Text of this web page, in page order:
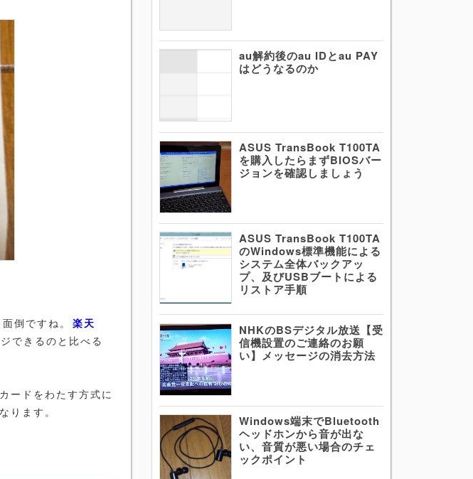
倒ですね。 楽天
できるのと比べる
ードをわたす方式に
ります。
au解約後のau IDとau PAY
はどうなるのか
ASUS TransBook T100TA
を購入したらまずBIOSバー
ジョンを確認しましょう
ASUS TransBook T100TA
のWindows標準機能による
システム全体バックアッ
プ、及びUSBブートによる
リストア手順
NHKのBSデジタル放送【受
信機設置のご連絡のお願
い】メッセージの消去方法
Windows端末でBluetooth
ヘッドホンから音が出な
い、音質が悪い場合のチェ
ックポイント